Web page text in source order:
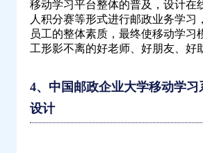
移动学习平台整体的普及，设计在
人积分赛等形式进行邮政业务学习
员工的整体素质，最终使移动学习
工形影不离的好老师、好朋友、好
4、中国邮政企业大学移动学
设计